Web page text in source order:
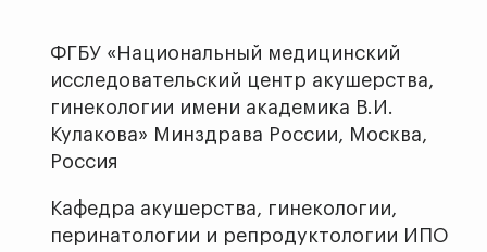
ФГБУ «Национальный медицинский
исследовательский центр акушерства,
гинекологии имени академика В.И.
Кулакова» Минздрава России, Москва,
Россия
Кафедра акушерства, гинекологии,
перинатологии и репродуктологии ИПО